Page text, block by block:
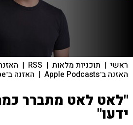
ראשי | תוכניות מלאות |
RSS
|
האזנה ב־Apple Podcasts | האזנה ב־youtube
"לאט לאט מתברר
ידעו"